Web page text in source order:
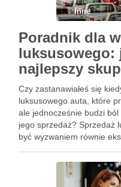
Inne
Poradnik dla
luksusowego:
najlepszy
Czy zastanawiałeś się
luksusowego auta, które
ale jednocześnie budzi ból
jego sprzedaż? Sprzedaż
być wyzwaniem równie
wartość Twojego